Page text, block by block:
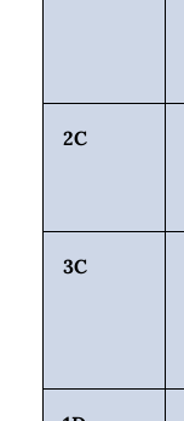
2C
3C